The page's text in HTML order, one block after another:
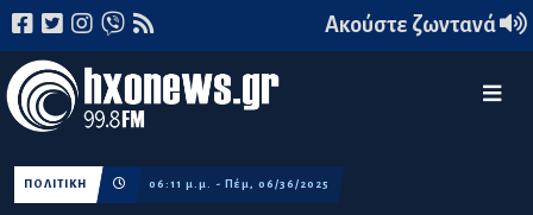
Ακούστε ζωντανά
ΠΟΛΙΤΙΚΗ 06:11 μ.μ. - Πέμ, 06/36/2025